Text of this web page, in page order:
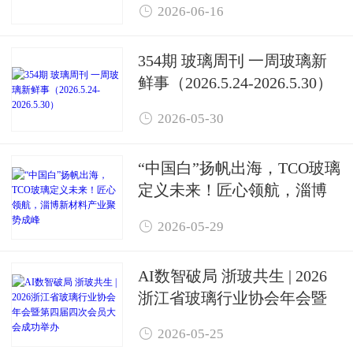
 2026-06-16
354期 玻璃周刊 一周玻璃新
鲜事（2026.5.24-2026.5.30）
 2026-05-30
“中国白”扬帆出海，TCO玻璃
定义未来！匠心领航，淄博
 2026-05-29
AI数智破局 浙玻共生 | 2026
浙江省玻璃行业协会年会暨
办
 2026-05-25